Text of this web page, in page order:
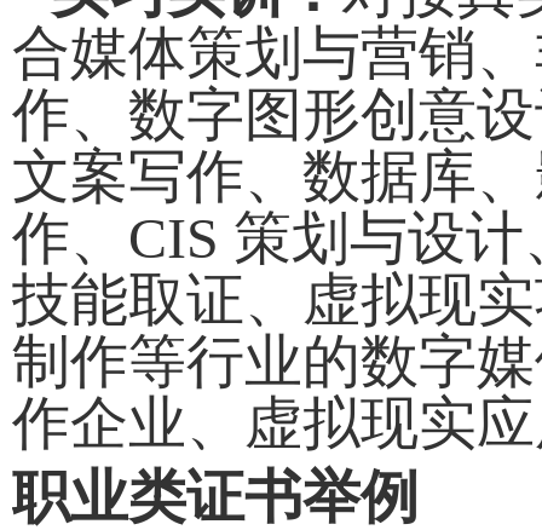
合媒体策划与营销
作、数字图形创意
文案写作、数据库
作、CIS 策划与设
技能取证、虚拟现
制作等行业的数字
作企业、虚拟现实
职业类证书举例